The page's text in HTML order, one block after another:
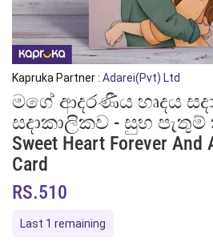
Kapruka Partner : Adarei(Pvt) Ltd
මගේ ආදරණීය හෘදය
සදාකාලිකව - සුභ පැතුම්
Sweet Heart Forever And
Card
RS.510
Last 1 remaining